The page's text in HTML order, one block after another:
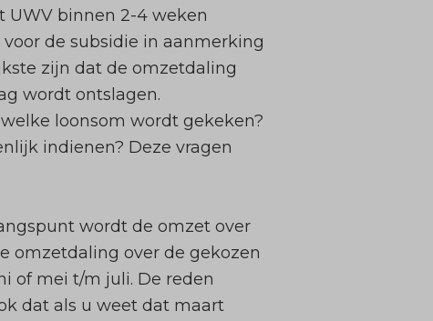
UWV binnen 2-4 weken
de subsidie in aanmerking
zijn dat de omzetdaling
wordt ontslagen.
loonsom wordt gekeken?
indienen? Deze vragen
wordt de omzet over
omzetdaling over de gekozen
of mei t/m juli. De reden
dat als u weet dat maart